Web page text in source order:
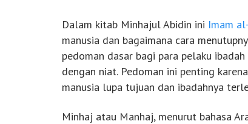
Dalam kitab Minhajul Abidin ini Imam
manusia dan bagaimana cara
pedoman dasar bagi para pelaku
dengan niat. Pedoman ini penting
manusia lupa tujuan dan ibadahnya
Minhaj atau Manhaj, menurut bahasa